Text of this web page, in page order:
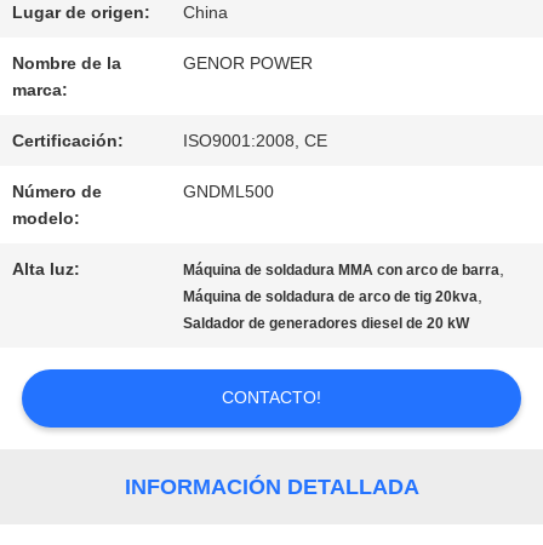
CONTROL
DE
CALIDAD
ÉNTRENOS
EN
CONTACTO
CON
Lugar de origen: China
Nombre de la
marca:
GENOR POWER
Certificación: ISO9001:2008, CE
Número de
modelo:
GNDML500
Alta luz: Máquina de soldadura MMA con arco de barra,
Máquina de soldadura de arco de tig 20kva,
Saldador de generadores diesel de 20 kW
CONTACTO!
INFORMACIÓN DETALLADA